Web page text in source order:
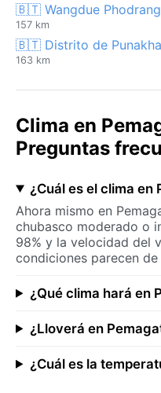
🇧🇹 Wangdue Phodrang
157 km
🇧🇹 Distrito de Punakha
163 km
Clima en
Preguntas
¿Cuál es el clima en
Ahora mismo en
chubasco moderado o
98% y la velocidad del
condiciones parecen de
¿Qué clima hará en
¿Lloverá en
¿Cuál es la